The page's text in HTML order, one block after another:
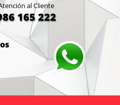
al Cliente
165 222